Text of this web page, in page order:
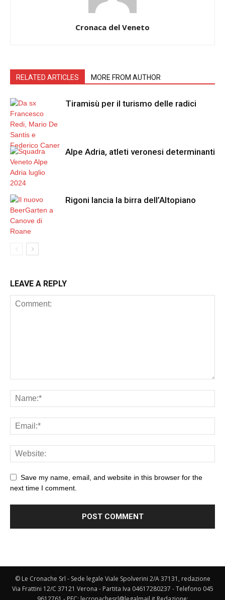
Cronaca del Veneto
RELATED ARTICLES MORE FROM AUTHOR
Tiramisù per il turismo delle radici
Alpe Adria, atleti veronesi determinanti
Rigoni lancia la birra dell’Altopiano
LEAVE A REPLY
Save my name, email, and website in this browser for the
next time I comment.
© Le Cronache Srl - Sede legale Viale Spolverini 2/A 37131, redazione
Via Frattini 12/C 37121 Verona - Partita Iva 04617280237 - Telefono 045